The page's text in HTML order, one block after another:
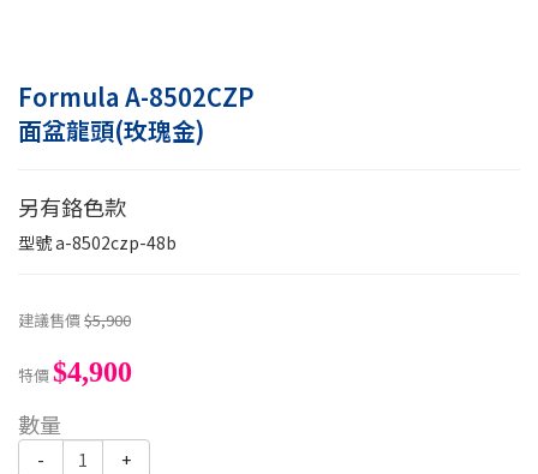
Formula A-8502CZP
面盆龍頭(玫瑰金)
另有鉻色款
型號a-8502czp-48b
建議售價$5,900
特價$4,900
數量
- +